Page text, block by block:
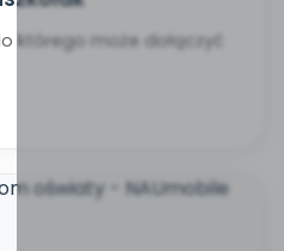
którego może dołączyć